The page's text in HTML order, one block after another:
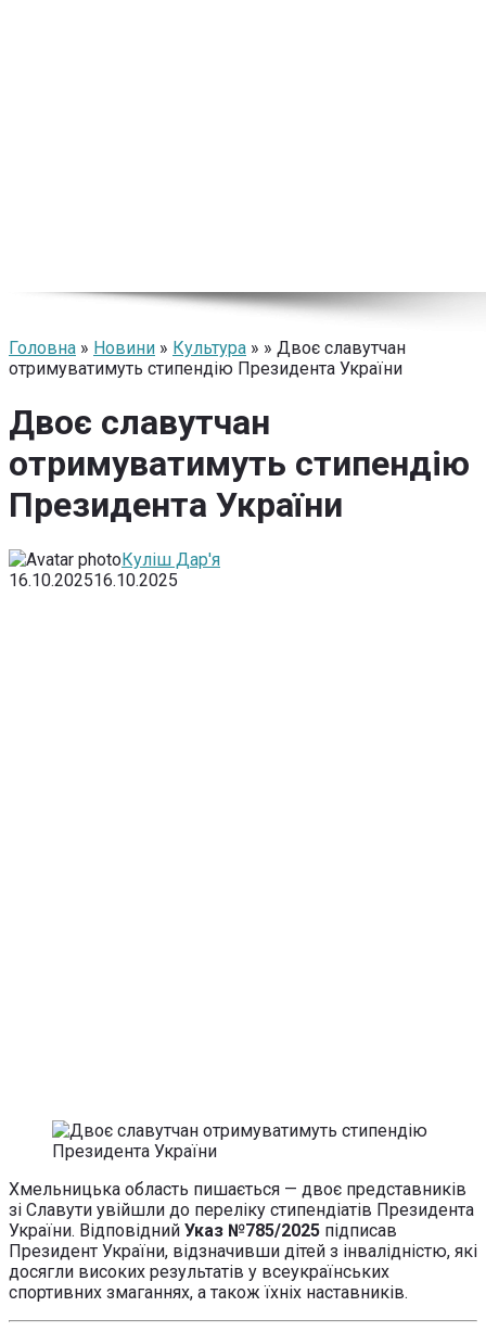
Головна » Новини » Культура » » Двоє славутчан
отримуватимуть стипендію Президента України
Двоє славутчан
отримуватимуть стипендію
Президента України
Куліш Дар'я
16.10.202516.10.2025
Хмельницька область пишається — двоє представників
зі Славути увійшли до переліку стипендіатів Президента
України. Відповідний Указ №785/2025 підписав
Президент України, відзначивши дітей з інвалідністю, які
досягли високих результатів у всеукраїнських
спортивних змаганнях, а також їхніх наставників.